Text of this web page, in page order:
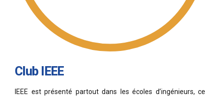
Club IEEE
IEEE est présenté partout dans les écoles d’ingénieurs, ce